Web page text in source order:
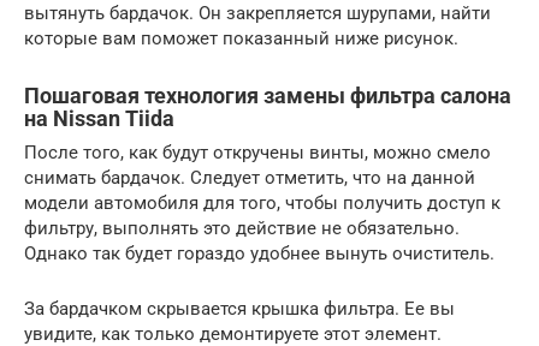
вытянуть бардачок. Он закрепляется шурупами, найти
которые вам поможет показанный ниже рисунок.
Пошаговая технология замены фильтра салона
на Nissan Tiida
После того, как будут откручены винты, можно смело
снимать бардачок. Следует отметить, что на данной
модели автомобиля для того, чтобы получить доступ к
фильтру, выполнять это действие не обязательно.
Однако так будет гораздо удобнее вынуть очиститель.
За бардачком скрывается крышка фильтра. Ее вы
увидите, как только демонтируете этот элемент.